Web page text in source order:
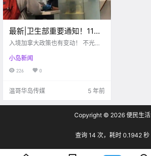
最新|卫生部重要通知！11月
21日起，入境加拿大需下载
入境加拿大政策也有变动！ 不光回
也有新的措施了！ 根据加拿大卫生
部最新通知， 从11月21日开始， 无
论是陆路、海陆 还是坐飞机 入境加
小岛新闻
226 0
温哥华岛传媒 5 年前
Copyright © 2026 便民生活
查询 14 次，耗时 0.1942 秒